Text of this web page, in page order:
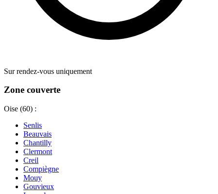
Sur rendez-vous uniquement
Zone couverte
Oise (60) :
Senlis
Beauvais
Chantilly
Clermont
Creil
Compiègne
Mouy
Gouvieux